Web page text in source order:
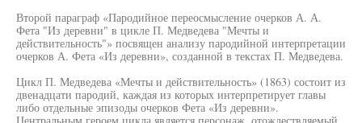
Второй параграф «Пародийное переосмысление очерков А. А.
Фета "Из деревни" в цикле П. Медведева "Мечты и
действительность"» посвящен анализу пародийной интерпретации
очерков А. Фета «Из деревни», созданной в текстах П. Медведева.
Цикл П. Медведева «Мечты и действительность» (1863) состоит из
двенадцати пародий, каждая из которых интерпретирует главы
либо отдельные эпизоды очерков Фета «Из деревни».